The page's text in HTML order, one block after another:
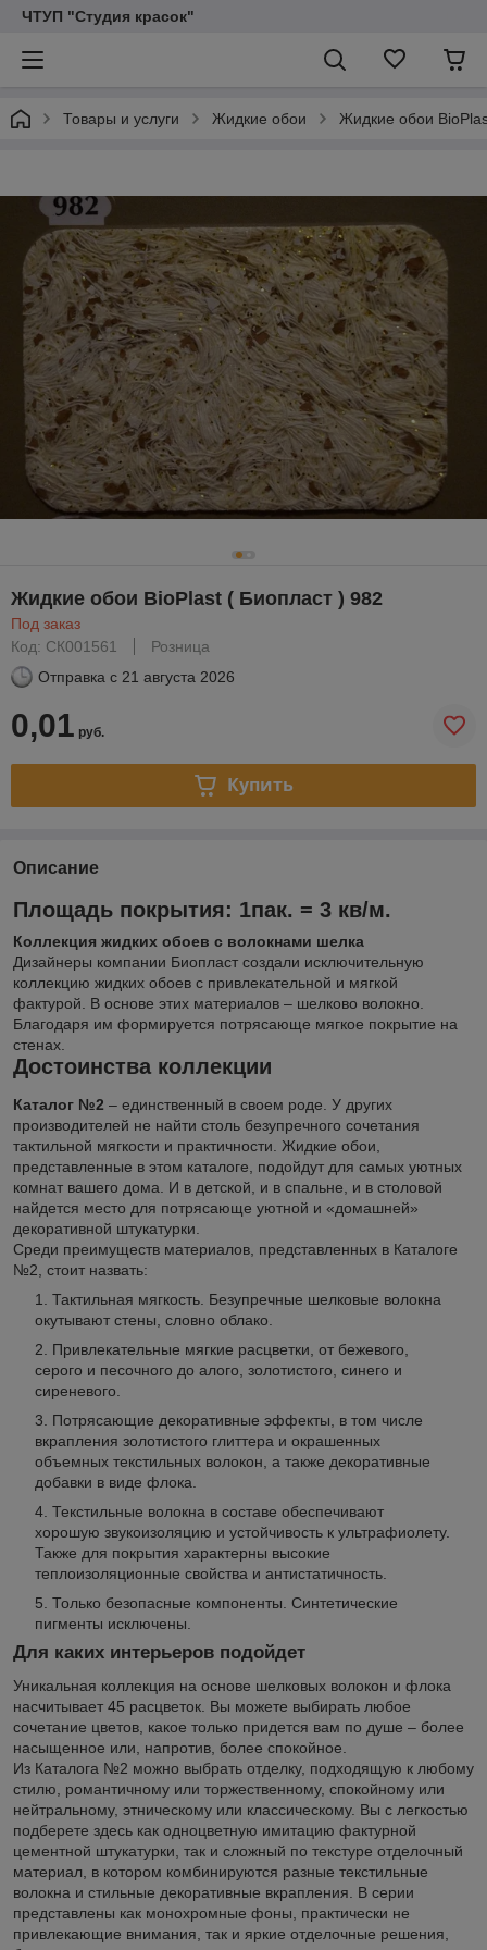
ЧТУП "Студия красок"
Товары и услуги Жидкие обои Жидкие обои
Жидкие обои BioPlast ( Биопласт ) 982
Под заказ
Код: СК001561
Розница
Отправка с 21 августа 2026
0,01 руб.
Купить
Описание
Площадь покрытия: 1пак. = 3 кв/м.
Коллекция жидких обоев с волокнами шелка
Дизайнеры компании Биопласт создали исключительную
коллекцию жидких обоев с привлекательной и мягкой
фактурой. В основе этих материалов – шелково волокно.
Благодаря им формируется потрясающе мягкое покрытие на
стенах.
Достоинства коллекции
Каталог №2 – единственный в своем роде. У других
производителей не найти столь безупречного сочетания
тактильной мягкости и практичности. Жидкие обои,
представленные в этом каталоге, подойдут для самых уютных
комнат вашего дома. И в детской, и в спальне, и в столовой
найдется место для потрясающе уютной и «домашней»
декоративной штукатурки.
Среди преимуществ материалов, представленных в Каталоге
№2, стоит назвать:
Тактильная мягкость. Безупречные шелковые волокна
окутывают стены, словно облако.
Привлекательные мягкие расцветки, от бежевого,
серого и песочного до алого, золотистого, синего и
сиреневого.
Потрясающие декоративные эффекты, в том числе
вкрапления золотистого глиттера и окрашенных
объемных текстильных волокон, а также декоративные
добавки в виде флока.
Текстильные волокна в составе обеспечивают
хорошую звукоизоляцию и устойчивость к ультрафиолету.
Также для покрытия характерны высокие
теплоизоляционные свойства и антистатичность.
Только безопасные компоненты. Синтетические
пигменты исключены.
Для каких интерьеров подойдет
Уникальная коллекция на основе шелковых волокон и флока
насчитывает 45 расцветок. Вы можете выбирать любое
сочетание цветов, какое только придется вам по душе – более
насыщенное или, напротив, более спокойное.
Из Каталога №2 можно выбрать отделку, подходящую к любому
стилю, романтичному или торжественному, спокойному или
нейтральному, этническому или классическому. Вы с легкостью
подберете здесь как одноцветную имитацию фактурной
цементной штукатурки, так и сложный по текстуре отделочный
материал, в котором комбинируются разные текстильные
волокна и стильные декоративные вкрапления. В серии
представлены как монохромные фоны, практически не
привлекающие внимания, так и яркие отделочные решения,